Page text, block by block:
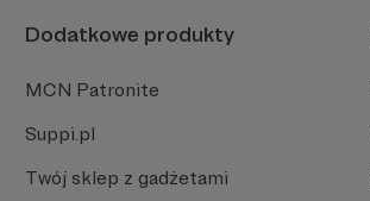
Dodatkowe produkty
MCN Patronite
Suppi.pl
Twój sklep z gadżetami